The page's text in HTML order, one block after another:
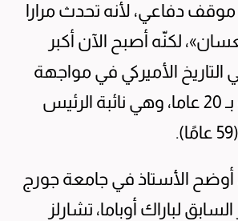
دفاعي، لأنه تحدث مرارا
لكنّه أصبح الآن أكبر
الأميركي في مواجهة
منافسة تصغره بـ 20 عاما، وهي نائبة الرئيس
أوضح الأستاذ في جامعة جورج
لباراك أوباما، تشارلز